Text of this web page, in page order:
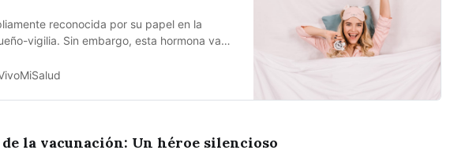
reconocida por su papel en la
vigilia. Sin embargo, esta hormona va
son más complejas e interesantes de lo
la vacunación: Un héroe silencioso